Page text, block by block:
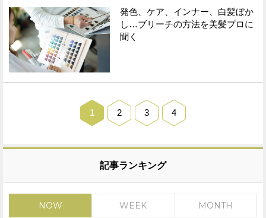
発色、ケア、インナー、白髪ぼか
し…ブリーチの方法を美髪プロに
聞く
1 2 3 4
記事ランキング
NOW WEEK MONTH